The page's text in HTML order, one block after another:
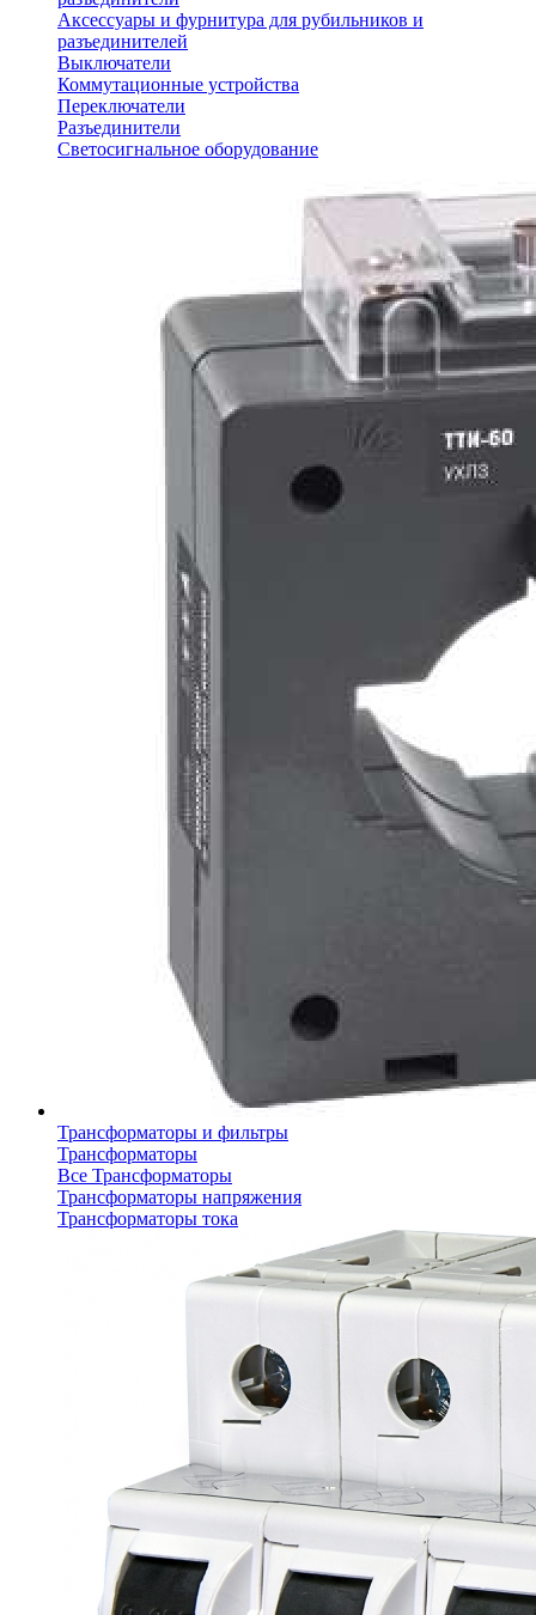
Аксессуары и фурнитура для рубильников и
разъединителей
Выключатели
Коммутационные устройства
Переключатели
Разъединители
Светосигнальное оборудование
Трансформаторы и фильтры
Трансформаторы
Все Трансформаторы
Трансформаторы напряжения
Трансформаторы тока